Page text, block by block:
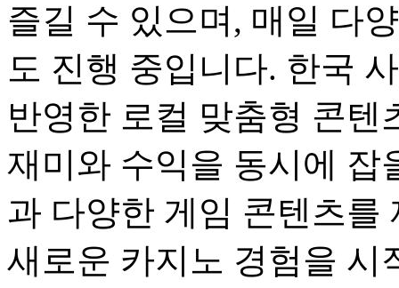
즐길 수 있으며, 매일 다
도 진행 중입니다. 한국
반영한 로컬 맞춤형 콘텐
재미와 수익을 동시에 잡
과 다양한 게임 콘텐츠를
새로운 카지노 경험을 시